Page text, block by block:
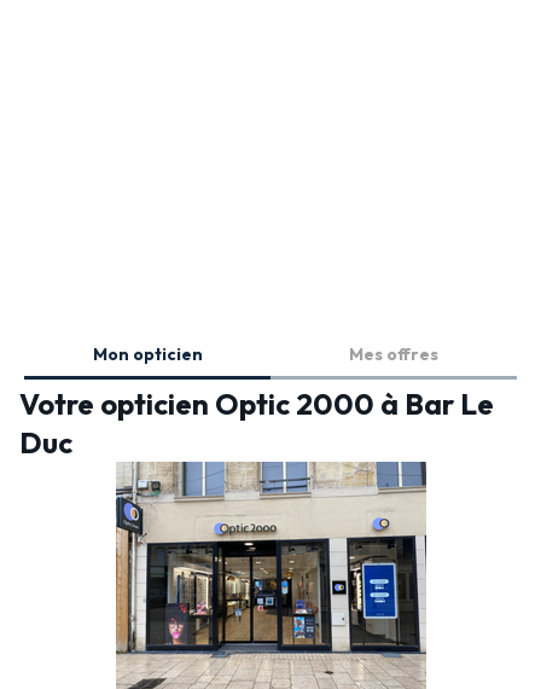
Mon opticien Mes offres
Votre opticien Optic 2000 à Bar Le
Duc